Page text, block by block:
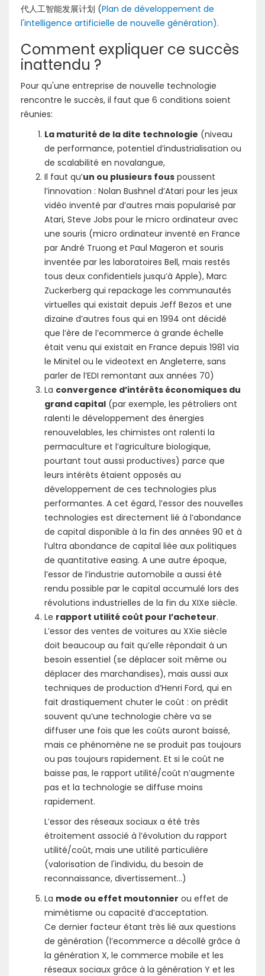
代人工智能发展计划 (Plan de développement de
l'intelligence artificielle de nouvelle génération).
Comment expliquer ce succès
inattendu ?
Pour qu'une entreprise de nouvelle technologie
rencontre le succès, il faut que 6 conditions soient
réunies:
La maturité de la dite technologie (niveau
de performance, potentiel d’industrialisation ou
de scalabilité en novalangue,
Il faut qu’un ou plusieurs fous poussent
l’innovation : Nolan Bushnel d’Atari pour les jeux
vidéo inventé par d’autres mais popularisé par
Atari, Steve Jobs pour le micro ordinateur avec
une souris (micro ordinateur inventé en France
par André Truong et Paul Mageron et souris
inventée par les laboratoires Bell, mais restés
tous deux confidentiels jusqu’à Apple), Marc
Zuckerberg qui repackage les communautés
virtuelles qui existait depuis Jeff Bezos et une
dizaine d’autres fous qui en 1994 ont décidé
que l’ère de l’ecommerce à grande échelle
était venu qui existait en France depuis 1981 via
le Minitel ou le videotext en Angleterre, sans
parler de l’EDI remontant aux années 70)
La convergence d’intérêts économiques du
grand capital (par exemple, les pétroliers ont
ralenti le développement des énergies
renouvelables, les chimistes ont ralenti la
permaculture et l’agriculture biologique,
pourtant tout aussi productives) parce que
leurs intérêts étaient opposés au
développement de ces technologies plus
performantes. A cet égard, l’essor des nouvelles
technologies est directement lié à l’abondance
de capital disponible à la fin des années 90 et à
l’ultra abondance de capital liée aux politiques
de quantitative easing. A une autre époque,
l’essor de l’industrie automobile a aussi été
rendu possible par le capital accumulé lors des
révolutions industrielles de la fin du XIXe siècle.
Le rapport utilité coût pour l’acheteur.
L’essor des ventes de voitures au XXie siècle
doit beaucoup au fait qu’elle répondait à un
besoin essentiel (se déplacer soit même ou
déplacer des marchandises), mais aussi aux
techniques de production d’Henri Ford, qui en
fait drastiquement chuter le coût : on prédit
souvent qu’une technologie chère va se
diffuser une fois que les coûts auront baissé,
mais ce phénomène ne se produit pas toujours
ou pas toujours rapidement. Et si le coût ne
baisse pas, le rapport utilité/coût n’augmente
pas et la technologie se diffuse moins
rapidement.
L’essor des réseaux sociaux a été très
étroitement associé à l’évolution du rapport
utilité/coût, mais une utilité particulière
(valorisation de l'individu, du besoin de
reconnaissance, divertissement...)
La mode ou effet moutonnier ou effet de
mimétisme ou capacité d’acceptation.
Ce dernier facteur étant très lié aux questions
de génération (l’ecommerce a décollé grâce à
la génération X, le commerce mobile et les
réseaux sociaux grâce à la génération Y et les